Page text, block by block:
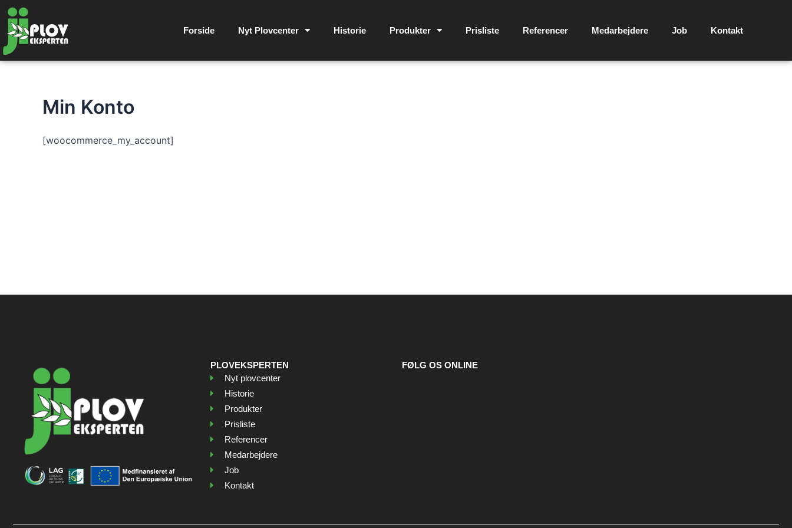
Gå
indholdet
Forside Nyt Plovcenter Historie Produkter Prisliste Referencer Medarbejdere Job Kontakt
Min Konto
[woocommerce_my_account]
PLOVEKSPERTEN
Nyt plovcenter
Historie
Produkter
Prisliste
Referencer
Medarbejdere
Job
Kontakt
FØLG OS ONLINE